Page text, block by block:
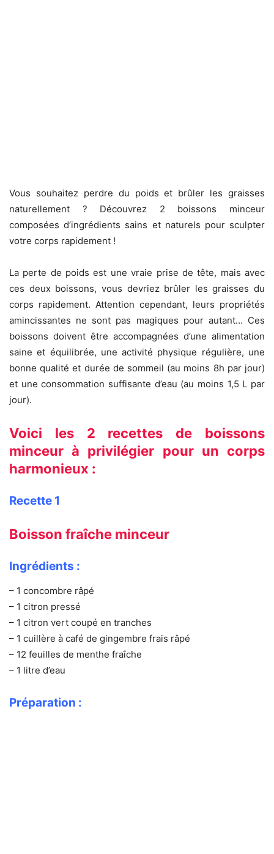
Vous souhaitez perdre du poids et brûler les graisses
naturellement ? Découvrez 2 boissons minceur
composées d’ingrédients sains et naturels pour sculpter
votre corps rapidement !
La perte de poids est une vraie prise de tête, mais avec
ces deux boissons, vous devriez brûler les graisses du
corps rapidement. Attention cependant, leurs propriétés
amincissantes ne sont pas magiques pour autant… Ces
boissons doivent être accompagnées d’une alimentation
saine et équilibrée, une activité physique régulière, une
bonne qualité et durée de sommeil (au moins 8h par jour)
et une consommation suffisante d’eau (au moins 1,5 L par
jour).
Voici les 2 recettes de boissons
minceur à privilégier pour un corps
harmonieux :
Recette 1
Boisson fraîche minceur
Ingrédients :
– 1 concombre râpé
– 1 citron pressé
– 1 citron vert coupé en tranches
– 1 cuillère à café de gingembre frais râpé
– 12 feuilles de menthe fraîche
– 1 litre d’eau
Préparation :